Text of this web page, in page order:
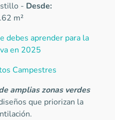
- Desde:
m²
debes aprender para la
en 2025
Campestres
amplias zonas verdes
que priorizan la